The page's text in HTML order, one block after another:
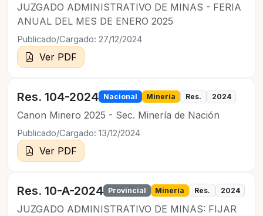
JUZGADO ADMINISTRATIVO DE MINAS - FERIA
ANUAL DEL MES DE ENERO 2025
Publicado/Cargado: 27/12/2024
Ver PDF
Res. 104-2024 Nacional Minería Res. 2024
Canon Minero 2025 - Sec. Minería de Nación
Publicado/Cargado: 13/12/2024
Ver PDF
Res. 10-A-2024 Provincial Minería Res. 2024
JUZGADO ADMINISTRATIVO DE MINAS: FIJAR